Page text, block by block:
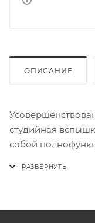
ОПИСАНИЕ
студийная
собой